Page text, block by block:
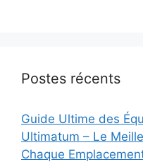
Postes récents
Guide Ultime des
Ultimatum – Le
Chaque